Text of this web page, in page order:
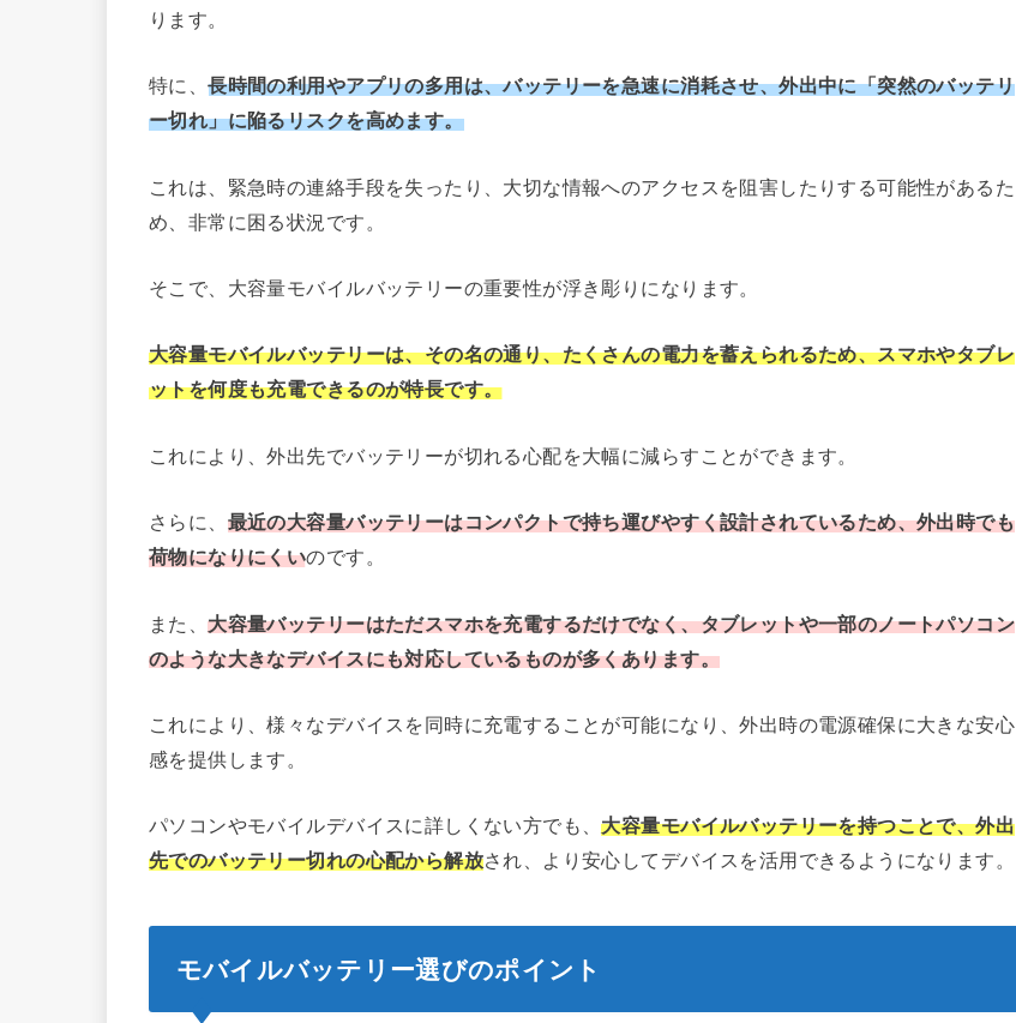
ります。
特に、長時間の利用やアプリの多用は、バッテリーを急速に消耗させ、外出中に「突然のバッテリ
ー切れ」に陥るリスクを高めます。
これは、緊急時の連絡手段を失ったり、大切な情報へのアクセスを阻害したりする可能性があるた
め、非常に困る状況です。
そこで、大容量モバイルバッテリーの重要性が浮き彫りになります。
大容量モバイルバッテリーは、その名の通り、たくさんの電力を蓄えられるため、スマホやタブレ
ットを何度も充電できるのが特長です。
これにより、外出先でバッテリーが切れる心配を大幅に減らすことができます。
さらに、 最近の大容量バッテリーはコンパクトで持ち運びやすく設計されているため、外出時でも
荷物になりにくいのです。
また、大容量バッテリーはただスマホを充電するだけでなく、タブレットや一部のノートパソコン
のような大きなデバイスにも対応しているものが多くあります。
これにより、様々なデバイスを同時に充電することが可能になり、外出時の電源確保に大きな安心
感を提供します。
パソコンやモバイルデバイスに詳しくない方でも、大容量モバイルバッテリーを持つことで、外出
先でのバッテリー切れの心配から解放され、より安心してデバイスを活用できるようになります。
モバイルバッテリー選びのポイント